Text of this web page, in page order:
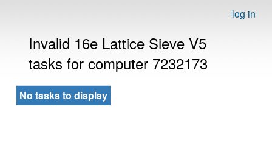
log in
Invalid 16e Lattice Sieve V5
tasks for computer 7232173
No tasks to display